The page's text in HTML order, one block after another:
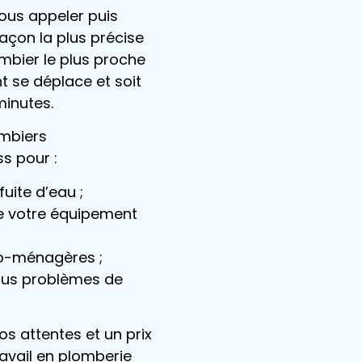
appeler puis
la plus précise
le plus proche
se déplace et soit
pour :
d’eau ;
votre équipement
ménagères ;
problèmes de
attentes et un prix
en plomberie